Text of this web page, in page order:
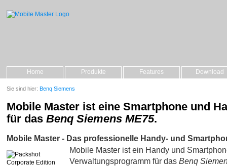
Home Produkte Features Download
Mobile Master ist eine Smartphone und
für das Benq Siemens ME75.
Mobile Master - Das professionelle Handy- und
Mobile Master ist ein Handy und
Verwaltungsprogramm für das Benq
Sie sind hier: Benq Siemens